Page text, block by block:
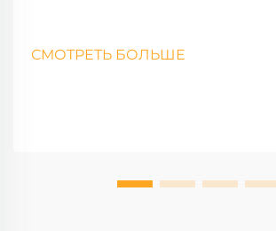
СМОТРЕТЬ БОЛЬШЕ